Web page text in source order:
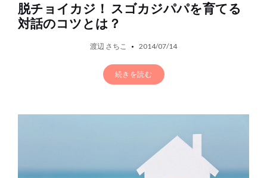
脱チョイカジ！ スゴカジパパを育てる
対話のコツとは？
渡辺 さちこ 2014/07/14
続きを読む